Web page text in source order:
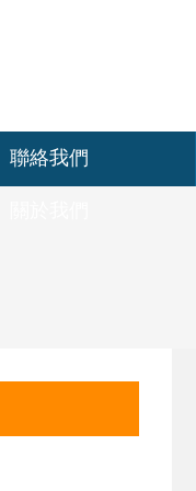
聯絡我們